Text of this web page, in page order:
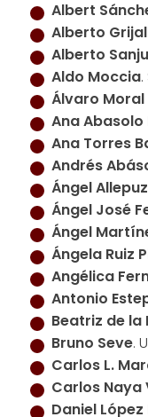
Albert
Alberto
Alberto
Aldo Moccia.
Álvaro
Ana Abasolo
Ana Torres
Andrés
Ángel
Ángel José
Ángel
Ángela Ruiz
Angélica
Antonio
Beatriz de la
Bruno Seve.
Carlos L.
Carlos Naya
Daniel